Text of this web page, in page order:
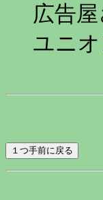
広告
ユニ